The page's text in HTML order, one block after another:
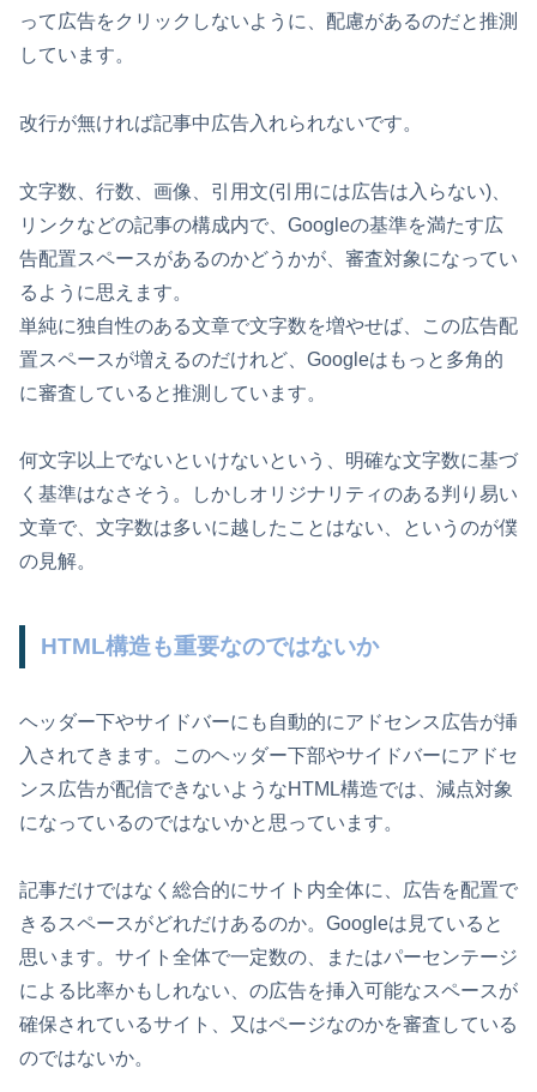
って広告をクリックしないように、配慮があるのだと推測
しています。
改行が無ければ記事中広告入れられないです。
文字数、行数、画像、引用文(引用には広告は入らない)、
リンクなどの記事の構成内で、Googleの基準を満たす広
告配置スペースがあるのかどうかが、審査対象になってい
るように思えます。
単純に独自性のある文章で文字数を増やせば、この広告配
置スペースが増えるのだけれど、Googleはもっと多角的
に審査していると推測しています。
何文字以上でないといけないという、明確な文字数に基づ
く基準はなさそう。しかしオリジナリティのある判り易い
文章で、文字数は多いに越したことはない、というのが僕
の見解。
HTML構造も重要なのではないか
ヘッダー下やサイドバーにも自動的にアドセンス広告が挿
入されてきます。このヘッダー下部やサイドバーにアドセ
ンス広告が配信できないようなHTML構造では、減点対象
になっているのではないかと思っています。
記事だけではなく総合的にサイト内全体に、広告を配置で
きるスペースがどれだけあるのか。Googleは見ていると
思います。サイト全体で一定数の、またはパーセンテージ
による比率かもしれない、の広告を挿入可能なスペースが
確保されているサイト、又はページなのかを審査している
のではないか。